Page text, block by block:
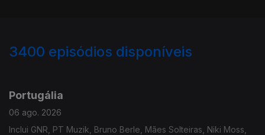
3400 episódios disponíveis
Portugália
06 ago. 2026
Inclui GNR, PT Muzik, Bruno Berle, Mães Solteiras, Niki Moss,